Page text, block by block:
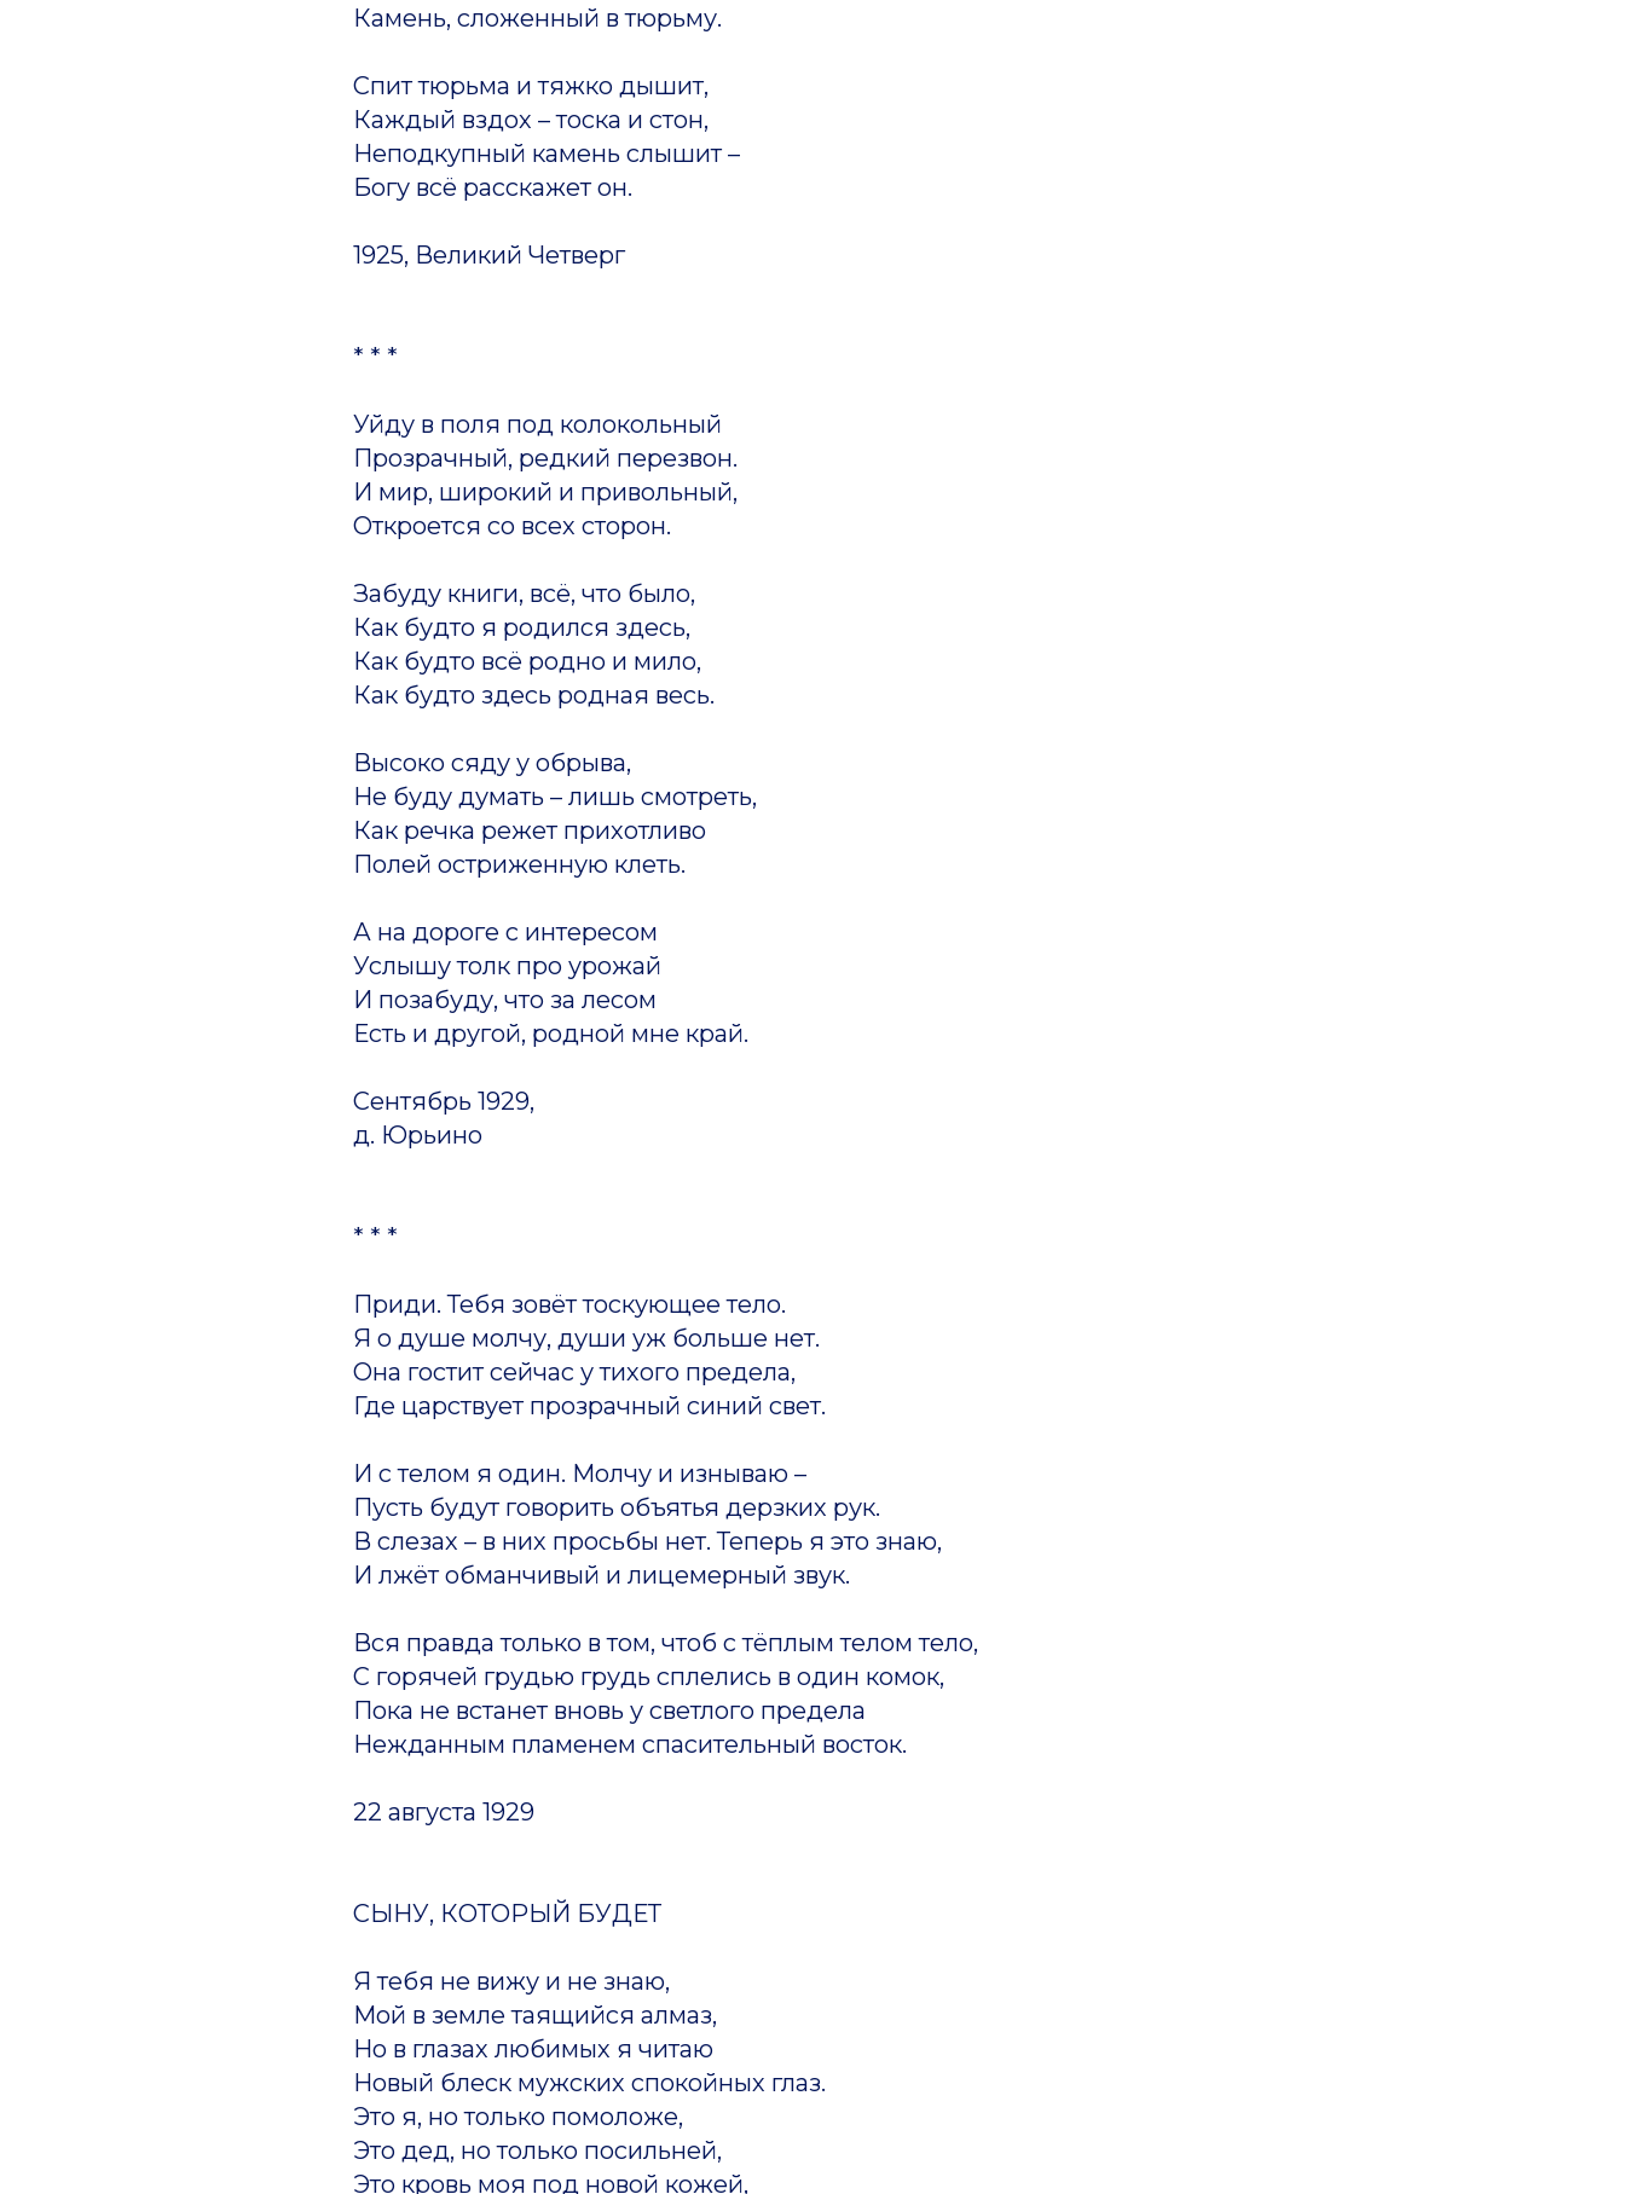
Камень, сложенный в тюрьму.
Спит тюрьма и тяжко дышит,
Каждый вздох – тоска и стон,
Неподкупный камень слышит –
Богу всё расскажет он.
1925, Великий Четверг
* * *
Уйду в поля под колокольный
Прозрачный, редкий перезвон.
И мир, широкий и привольный,
Откроется со всех сторон.
Забуду книги, всё, что было,
Как будто я родился здесь,
Как будто всё родно и мило,
Как будто здесь родная весь.
Высоко сяду у обрыва,
Не буду думать – лишь смотреть,
Как речка режет прихотливо
Полей остриженную клеть.
А на дороге с интересом
Услышу толк про урожай
И позабуду, что за лесом
Есть и другой, родной мне край.
Сентябрь 1929,
д. Юрьино
* * *
Приди. Тебя зовёт тоскующее тело.
Я о душе молчу, души уж больше нет.
Она гостит сейчас у тихого предела,
Где царствует прозрачный синий свет.
И с телом я один. Молчу и изнываю –
Пусть будут говорить объятья дерзких рук.
В слезах – в них просьбы нет. Теперь я это знаю,
И лжёт обманчивый и лицемерный звук.
Вся правда только в том, чтоб с тёплым телом тело,
С горячей грудью грудь сплелись в один комок,
Пока не встанет вновь у светлого предела
Нежданным пламенем спасительный восток.
22 августа 1929
СЫНУ, КОТОРЫЙ БУДЕТ
Я тебя не вижу и не знаю,
Мой в земле таящийся алмаз,
Но в глазах любимых я читаю
Новый блеск мужских спокойных глаз.
Это я, но только помоложе,
Это дед, но только посильней,
Это кровь моя под новой кожей,